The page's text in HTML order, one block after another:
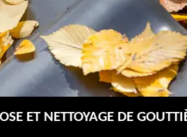
DE GOUTTIÈRES 72